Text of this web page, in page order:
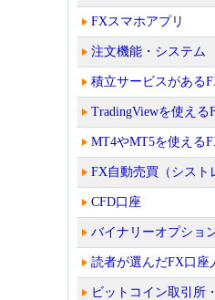
FXスマホアプリ
注文機能・システム
積立サービスがある
TradingViewを使える
MT4やMT5を使える
FX自動売買（シスト
CFD口座
バイナリーオプショ
読者が選んだFX口座
ビットコイン取引所